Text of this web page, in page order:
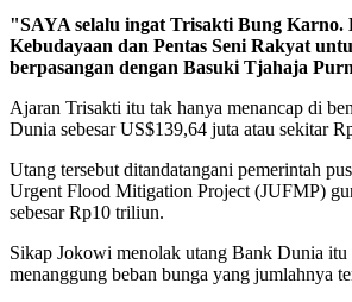
"SAYA selalu ingat Trisakti Bung
Kebudayaan dan Pentas Seni Rakyat
berpasangan dengan Basuki Tjahaja
Ajaran Trisakti itu tak hanya menancap di
Dunia sebesar US$139,64 juta atau sekitar
Utang tersebut ditandatangani pemerintah
Urgent Flood Mitigation Project (JUFMP)
sebesar Rp10 triliun.
Sikap Jokowi menolak utang Bank Dunia itu
menanggung beban bunga yang jumlahnya